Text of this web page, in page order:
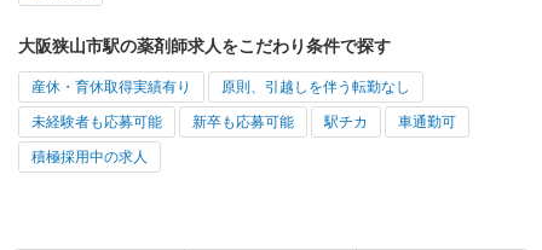
大阪狭山市駅の薬剤師求人をこだわり条件で探す
産休・育休取得実績有り 原則、引越しを伴う転勤なし
未経験者も応募可能 新卒も応募可能 駅チカ 車通勤可
積極採用中の求人